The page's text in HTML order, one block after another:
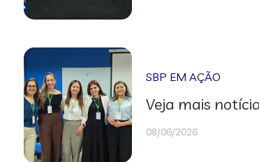
SBP EM AÇÃO
Veja mais
08/06/2026